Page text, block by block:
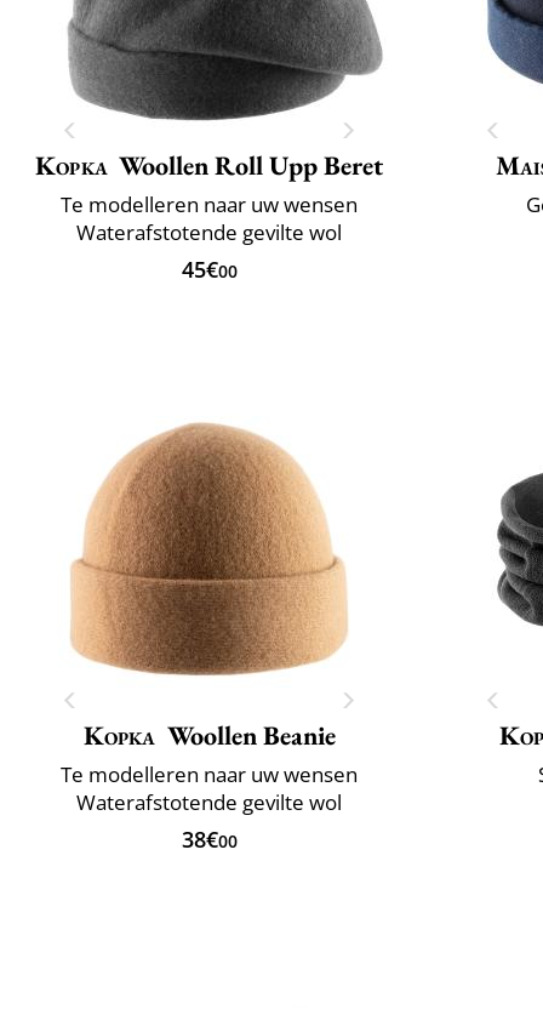
Kopka Woollen Roll Upp Beret
Te modelleren naar uw wensen
Waterafstotende gevilte wol
45€00
Kopka Woollen Beanie
Te modelleren naar uw wensen
Waterafstotende gevilte wol
38€00